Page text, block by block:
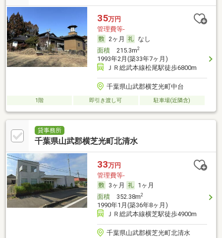
35万円
管理費等-
2ヶ月
なし
面積215.3m2
1993年2月(築33年7ヶ月)
ＪＲ総武本線松尾駅徒歩6800m
千葉県山武郡横芝光町中台
1階 即引き渡し可 駐車場(近隣含)
貸事務所
千葉県山武郡横芝光町北清水
33万円
管理費等-
3ヶ月
1ヶ月
面積352.38m2
1990年1月(築36年8ヶ月)
ＪＲ総武本線横芝駅徒歩4900m
千葉県山武郡横芝光町北清水